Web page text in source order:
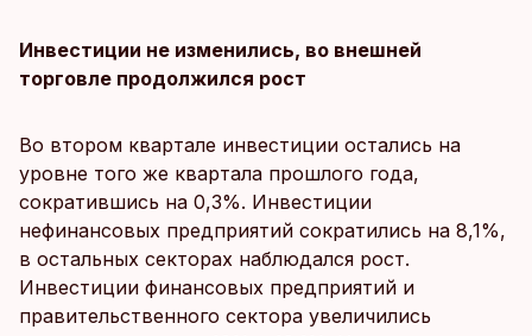
Инвестиции не изменились, во внешней
торговле продолжился рост
Во втором квартале инвестиции остались на
уровне того же квартала прошлого года,
сократившись на 0,3%. Инвестиции
нефинансовых предприятий сократились на 8,1%,
в остальных секторах наблюдался рост.
Инвестиции финансовых предприятий и
правительственного сектора увеличились